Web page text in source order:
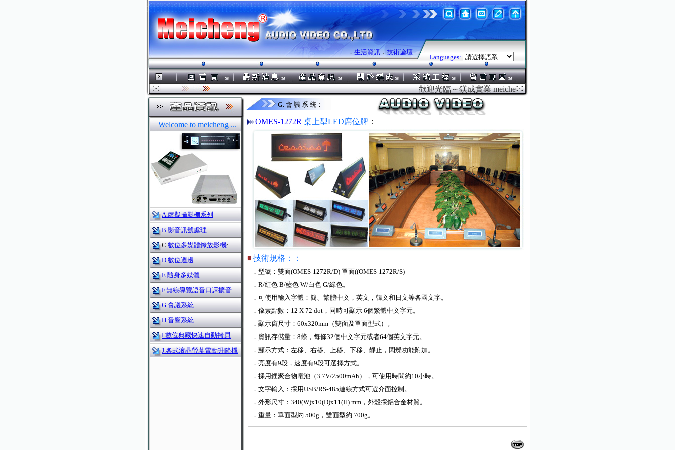
Languages:
．生活資訊．技術論壇
歡迎光臨～鎂成實業 meicheng.com.tw ．．．鎂成電腦液晶螢幕電動升
G. 會 議 系 統：
OMES-1272R 桌上型LED席位牌 ：
技術規格：：
．型號：雙面(OMES-1272R/D) 單面((OMES-1272R/S)
．R/紅色 B/藍色 W/白色 G/綠色。
．可使用輸入字體：簡、繁體中文，英文，韓文和日文等各國文字。
．像素點數：12 X 72 dot，同時可顯示 6個繁體中文字元。
．顯示窗尺寸：60x320mm（雙面及單面型式）。
．資訊存儲量：8條，每條32個中文字元或者64個英文字元。
．顯示方式：左移、右移、上移、下移、靜止，閃爍功能附加。
．亮度有9段，速度有9段可選擇方式。
．採用鋰聚合物電池（3.7V/2500mAh），可使用時間約10小時。
．文字輸入：採用USB/RS-485連線方式可選介面控制。
．外形尺寸：340(W)x10(D)x11(H) mm，外殼採鋁合金材質。
．重量：單面型約 500g，雙面型約 700g。
Welcome to meicheng ...
A.虛擬攝影棚系列
B.影音訊號處理
C.數位多媒體錄放影機:
D.數位週邊
E.隨身多媒體
F.無線導覽語音口譯擴音
G.會議系統
H.音響系統
I.數位典藏快速自動拷貝
J.各式液晶螢幕電動升降機